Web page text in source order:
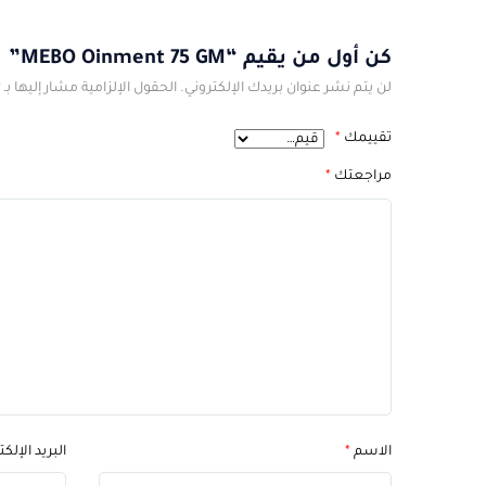
كن أول من يقيم “MEBO Oinment 75 GM”
لن يتم نشر عنوان بريدك الإلكتروني. الحقول الإلزامية مشار إليها بـ
تقييمك *
مراجعتك *
الاسم * البريد